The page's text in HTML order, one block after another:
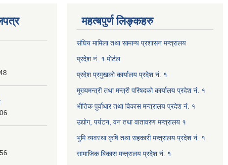
महत्बपुर्ण लिङ्कहरु
संघिय मामिला तथा सामान्य प्रशासन मन्त्रालय
प्रदेश नं. १ पोर्टल
प्रदेश प्रमुखको कार्यालय प्रदेश नं. १
मूख्यमन्त्री तथा मन्त्री परिषदको कार्यालय प्रदेश नं. १
भौतिक पुर्वाधार तथा विकास मन्त्रालय प्रदेश नं. १
उद्योग, पर्यटन, वन तथा वातावरण मन्त्रालय १
भुमि व्यवस्था कृषि तथा सहकारी मन्त्रालय प्रदेश नं. १
सामाजिक बिकास मन्त्रालय प्रदेश नं. १